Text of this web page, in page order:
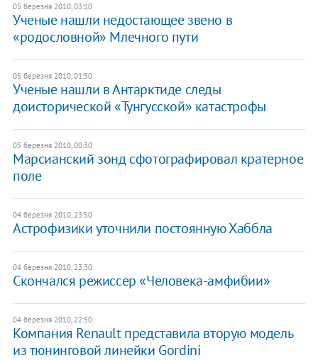
05 березня 2010, 03:10
Ученые нашли недостающее звено в
«родословной» Млечного пути
05 березня 2010, 01:50
Ученые нашли в Антарктиде следы
доисторической «Тунгусской» катастрофы
05 березня 2010, 00:30
Марсианский зонд сфотографировал кратерное
поле
04 березня 2010, 23:50
Астрофизики уточнили постоянную Хаббла
04 березня 2010, 23:30
Скончался режиссер «Человека-амфибии»
04 березня 2010, 22:50
Компания Renault представила вторую модель
из тюнинговой линейки Gordini